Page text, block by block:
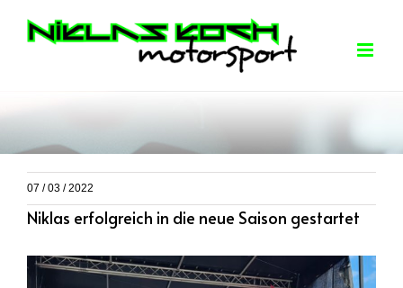
07 / 03 / 2022
Niklas erfolgreich in die neue Saison gestartet
View